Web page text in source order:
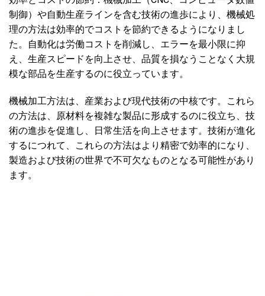
制御）や自動生産ラインを含む技術の進歩により、機械処
理の方法は効率的でコストを節約できるようになりまし
た。自動化は労働コストを削減し、エラーを最小限に抑
え、生産スピードを向上させ、品質を損なうことなく大規
模な部品を生産するのに役立っています。
機械加工方法は、産業および現代技術の中核です。これら
の方法は、原材料を複雑な製品に形成するのに役立ち、技
術の進歩を促進し、日常生活を向上させます。技術が進化
するにつれて、これらの方法はより精密で効率的になり、
製造および技術の世界で不可欠なものとなる可能性があり
ます。